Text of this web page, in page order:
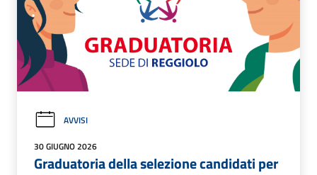
AVVISI
30 GIUGNO 2026
Graduatoria della selezione candidati per